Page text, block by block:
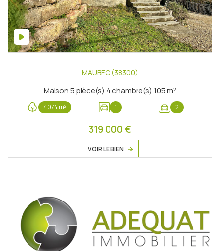
MAUBEC (38300)
Maison 5 pièce(s) 4 chambre(s) 105 m²
4074 m² 1 2
319 000 €
VOIR LE BIEN